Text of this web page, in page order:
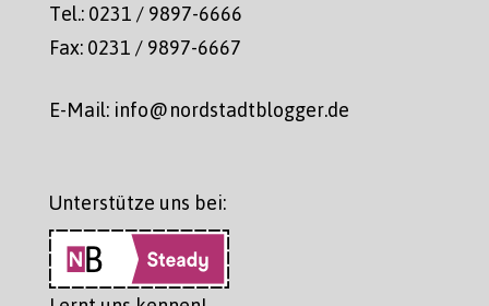
Tel.: 0231 / 9897-6666
Fax: 0231 / 9897-6667
E-Mail: info@nordstadtblogger.de
Unterstütze uns bei: